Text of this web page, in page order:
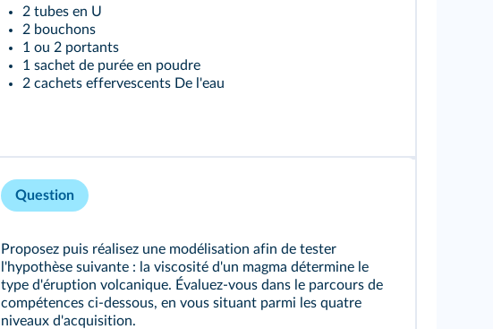
2 tubes en U
2 bouchons
1 ou 2 portants
1 sachet de purée en poudre
2 cachets effervescents De l'eau
Question
Proposez puis réalisez une modélisation afin de tester
l'hypothèse suivante : la viscosité d'un magma détermine le
type d'éruption volcanique. Évaluez-vous dans le parcours de
compétences ci-dessous, en vous situant parmi les quatre
niveaux d'acquisition.